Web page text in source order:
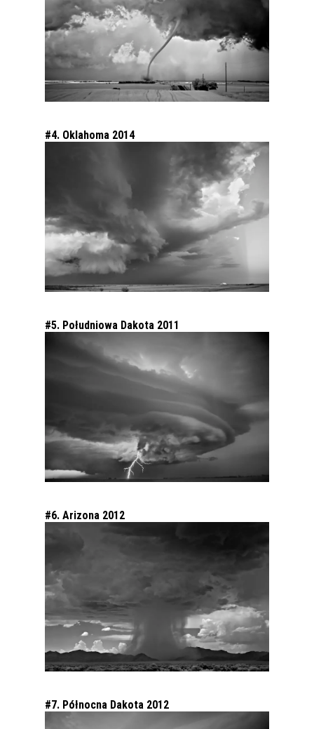
#4. Oklahoma 2014
#5. Południowa Dakota 2011
#6. Arizona 2012
#7. Północna Dakota 2012